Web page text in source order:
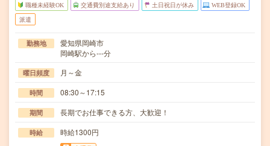
職種未経験OK 交通費別途支給あり 土日祝日が休み WEB登録OK
派遣
勤務地
愛知県岡崎市
岡崎駅から---分
曜日頻度 月～金
時間 08:30～17:15
期間 長期でお仕事できる方、大歓迎！
時給 時給1300円